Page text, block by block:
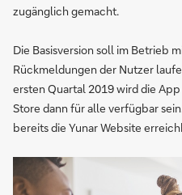
zugänglich gemacht.
Die Basisversion soll im Betrieb
Rückmeldungen der Nutzer
ersten Quartal 2019 wird die
Store dann für alle verfügbar
bereits die Yunar Website